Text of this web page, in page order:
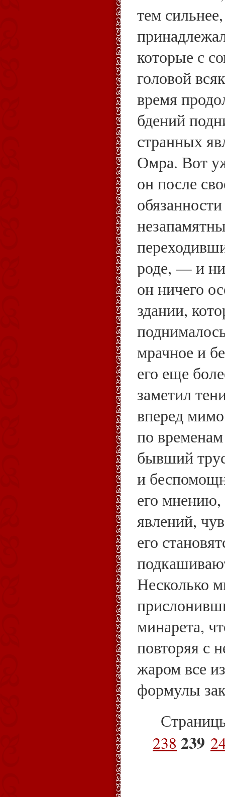
тем
которые с
головой
время
бдений
странных
Омра. Вот
он после
роде, — и
он ничего
здании,
мрачное и
его еще
заметил
вперед
по
бывший
и
его мнению,
явлений,
его
Несколько
минарета,
повторяя с
жаром все
формулы
238 239